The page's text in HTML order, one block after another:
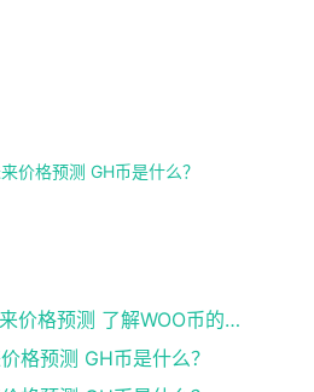
价格预测 GH币是什么？
吴网络（WOO）币未来价格预测 了解WOO币的潜力与前景如何？
格预测 GH币是什么？